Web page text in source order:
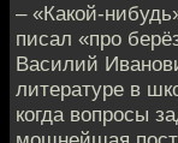
– «Какой-
писал «про
Василий
литературе в
когда вопросы